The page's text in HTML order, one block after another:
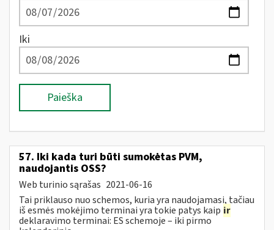
Iki
Paieška
57. Iki kada turi būti sumokėtas PVM,
naudojantis OSS?
Web turinio sąrašas 2021-06-16
Tai priklauso nuo schemos, kuria yra naudojamasi, tačiau
iš esmės mokėjimo terminai yra tokie patys kaip ir
deklaravimo terminai: ES schemoje – iki pirmo